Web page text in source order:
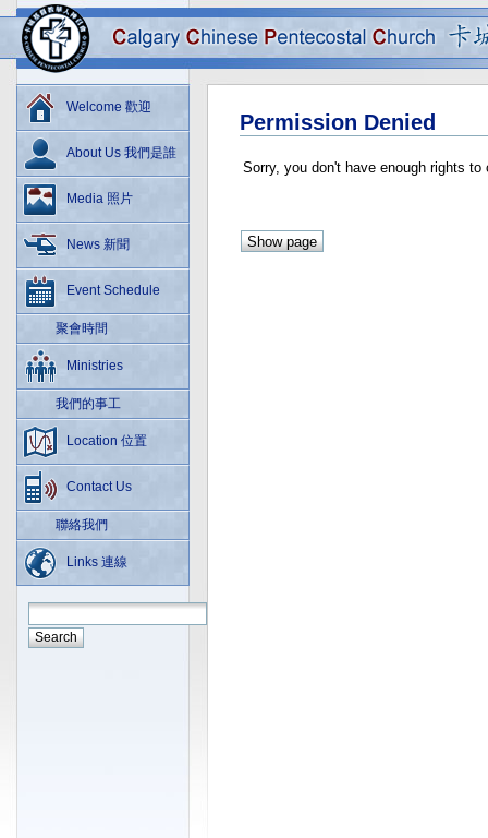
Permission Denied
Sorry, you don't have enough rights
Welcome 歡迎
About Us 我們是誰
Media 照片
News 新聞
Event Schedule
聚會時間
Ministries
我們的事工
Location 位置
Contact Us
聯絡我們
Links 連線